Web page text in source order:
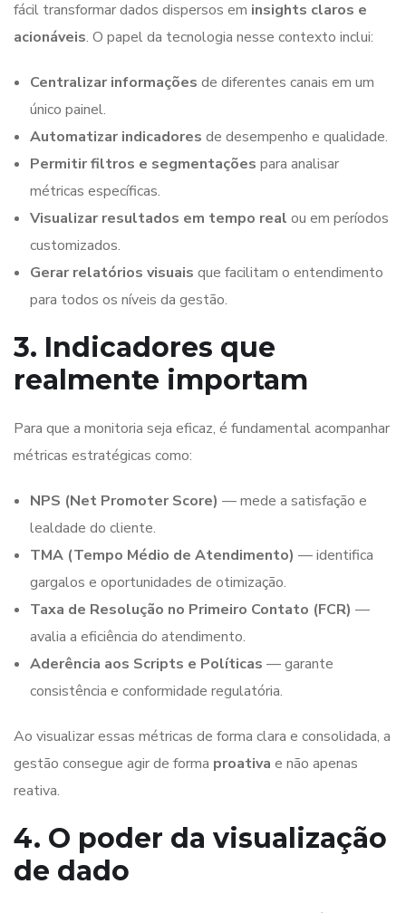
fácil transformar dados dispersos em insights claros e
acionáveis. O papel da tecnologia nesse contexto inclui:
Centralizar informações de diferentes canais em um
único painel.
Automatizar indicadores de desempenho e qualidade.
Permitir filtros e segmentações para analisar
métricas específicas.
Visualizar resultados em tempo real ou em períodos
customizados.
Gerar relatórios visuais que facilitam o entendimento
para todos os níveis da gestão.
3. Indicadores que
realmente importam
Para que a monitoria seja eficaz, é fundamental acompanhar
métricas estratégicas como:
NPS (Net Promoter Score) — mede a satisfação e
lealdade do cliente.
TMA (Tempo Médio de Atendimento) — identifica
gargalos e oportunidades de otimização.
Taxa de Resolução no Primeiro Contato (FCR) —
avalia a eficiência do atendimento.
Aderência aos Scripts e Políticas — garante
consistência e conformidade regulatória.
Ao visualizar essas métricas de forma clara e consolidada, a
gestão consegue agir de forma proativa e não apenas
reativa.
4. O poder da visualização
de dado